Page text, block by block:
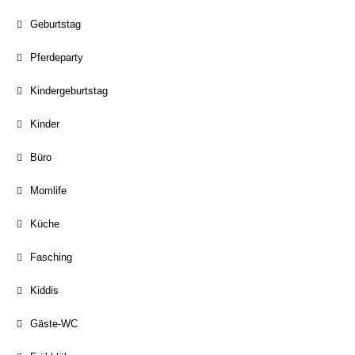
Geburtstag
Pferdeparty
Kindergeburtstag
Kinder
Büro
Momlife
Küche
Fasching
Kiddis
Gäste-WC